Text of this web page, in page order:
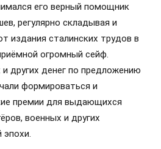
его верный помощник
регулярно складывая и
издания сталинских трудов в
огромный сейф.
других денег по предложению
формироваться и
премии для выдающихся
военных и других